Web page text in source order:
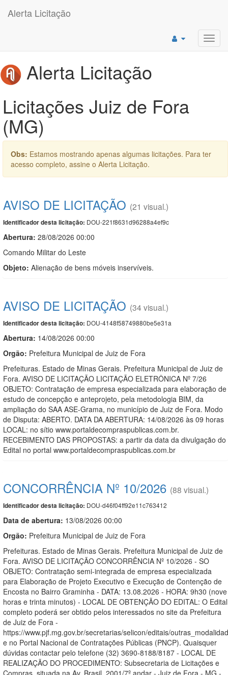
Alerta Licitação
Alerta Licitação
Licitações Juiz de Fora
(MG)
Obs: Estamos mostrando apenas algumas licitações. Para ter
acesso completo, assine o Alerta Licitação.
AVISO DE LICITAÇÃO (21 visual.)
Identificador desta licitação: DOU-221f8631d96288a4ef9c
Abertura: 28/08/2026 00:00
Comando Militar do Leste
Objeto: Alienação de bens móveis inservíveis.
AVISO DE LICITAÇÃO (34 visual.)
Identificador desta licitação: DOU-4148f58749880be5e31a
Abertura: 14/08/2026 00:00
Orgão: Prefeitura Municipal de Juiz de Fora
Prefeituras. Estado de Minas Gerais. Prefeitura Municipal de Juiz de
Fora. AVISO DE LICITAÇÃO LICITAÇÃO ELETRÔNICA Nº 7/26
OBJETO: Contratação de empresa especializada para elaboração de
estudo de concepção e anteprojeto, pela metodologia BIM, da
ampliação do SAA ASE-Grama, no município de Juiz de Fora. Modo
de Disputa: ABERTO. DATA DA ABERTURA: 14/08/2026 às 09 horas
LOCAL: no sítio www.portaldecompraspublicas.com.br.
RECEBIMENTO DAS PROPOSTAS: a partir da data da divulgação do
Edital no portal www.portaldecompraspublicas.com.br
CONCORRÊNCIA Nº 10/2026 (88 visual.)
Identificador desta licitação: DOU-d46f04ff92e11c763412
Data de abertura: 13/08/2026 00:00
Orgão: Prefeitura Municipal de Juiz de Fora
Prefeituras. Estado de Minas Gerais. Prefeitura Municipal de Juiz de
Fora. AVISO DE LICITAÇÃO CONCORRÊNCIA Nº 10/2026 - SO
OBJETO: Contratação semi-integrada de empresa especializada
para Elaboração de Projeto Executivo e Execução de Contenção de
Encosta no Bairro Graminha - DATA: 13.08.2026 - HORA: 9h30 (nove
horas e trinta minutos) - LOCAL DE OBTENÇÃO DO EDITAL: O Edital
completo poderá ser obtido pelos interessados no site da Prefeitura
de Juiz de Fora -
https://www.pjf.mg.gov.br/secretarias/selicon/editais/
e no Portal Nacional de Contratações Públicas (PNCP). Quaisquer
dúvidas contactar pelo telefone (32) 3690-8188/8187 - LOCAL DE
REALIZAÇÃO DO PROCEDIMENTO: Subsecretaria de Licitações e
Compras, situada na Av. Brasil, 2001/7º andar - Juiz de Fora - MG -